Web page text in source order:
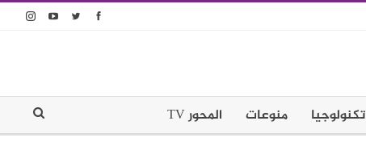
تكنولوجيا منوعات المحور TV